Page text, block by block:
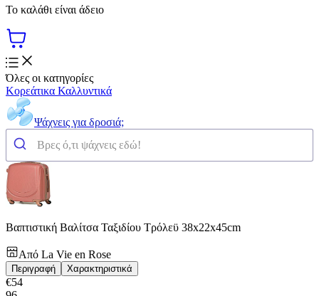
Το καλάθι είναι άδειο
Όλες οι κατηγορίες
Κορεάτικα Καλλυντικά
Ψάχνεις για δροσιά;
Βαπτιστική Βαλίτσα Ταξιδίου Τρόλεϋ 38x22x45cm
Από La Vie en Rose
Περιγραφή Χαρακτηριστικά
€54